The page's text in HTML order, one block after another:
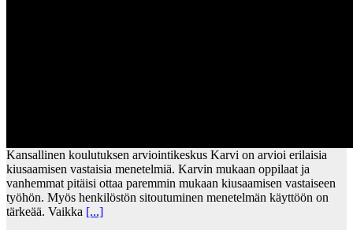
Kansallinen koulutuksen arviointikeskus Karvi on arvioi erilaisia
kiusaamisen vastaisia menetelmiä. Karvin mukaan oppilaat ja
vanhemmat pitäisi ottaa paremmin mukaan kiusaamisen vastaiseen
työhön. Myös henkilöstön sitoutuminen menetelmän käyttöön on
tärkeää. Vaikka [...]